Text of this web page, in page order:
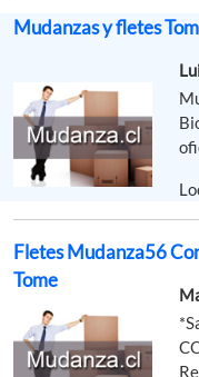
Mudanzas y fletes
Fletes Mudanza56
Tome